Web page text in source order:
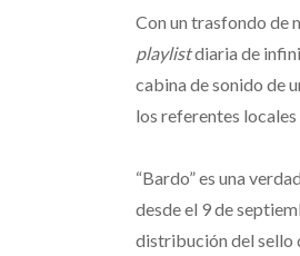
Con un trasfondo de
playlistdiaria de
cabina de sonido de
los referentes
“Bardo” es una
desde el 9 de
distribución del sello